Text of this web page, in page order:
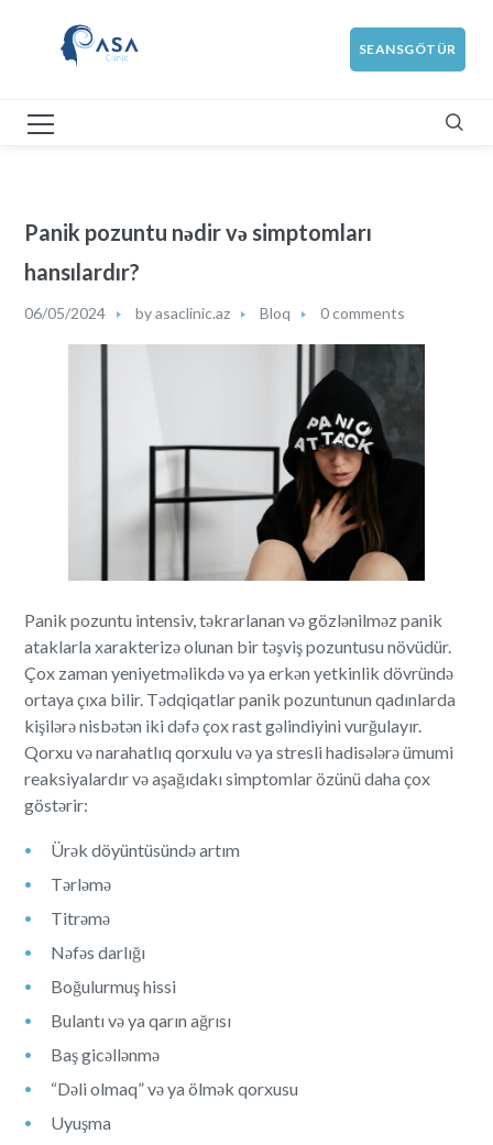
SEANSGÖTÜR
Panik pozuntu nədir və simptomları
hansılardır?
06/05/2024 byasaclinic.az Bloq 0 comments
Panik pozuntu intensiv, təkrarlanan və gözlənilməz panik
ataklarla xarakterizə olunan bir təşviş pozuntusu növüdür.
Çox zaman yeniyetməlikdə və ya erkən yetkinlik dövründə
ortaya çıxa bilir. Tədqiqatlar panik pozuntunun qadınlarda
kişilərə nisbətən iki dəfə çox rast gəlindiyini vurğulayır.
Qorxu və narahatlıq qorxulu və ya stresli hadisələrə ümumi
reaksiyalardır və aşağıdakı simptomlar özünü daha çox
göstərir:
Ürək döyüntüsündə artım
Tərləmə
Titrəmə
Nəfəs darlığı
Boğulurmuş hissi
Bulantı və ya qarın ağrısı
Baş gicəllənmə
“Dəli olmaq” və ya ölmək qorxusu
Uyuşma